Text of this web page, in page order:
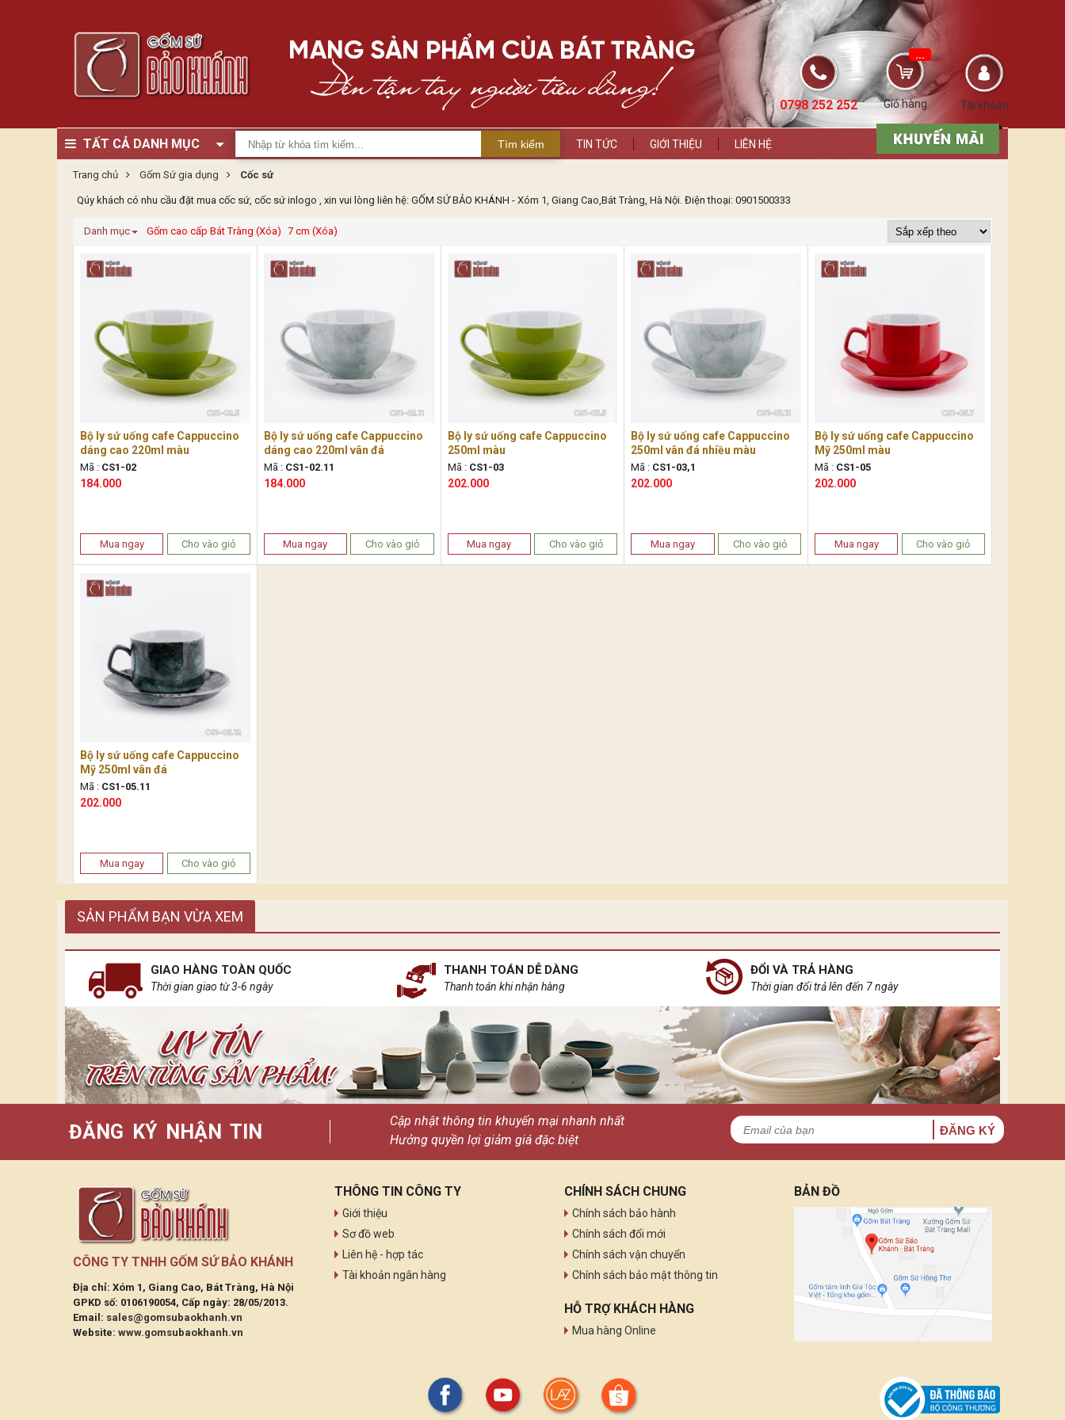
Tài khoản
Giỏ hàng
...
0798 252 252
TẤT CẢ DANH MỤC Tìm kiếm TIN TỨC GIỚI THIỆU LIÊN HỆ
Trang chủ Gốm Sứ gia dụng Cốc sứ
Qúy khách có nhu cầu đặt mua cốc sứ, cốc sứ inlogo , xin vui lòng liên hệ: GỐM SỨ BẢO KHÁNH - Xóm 1, Giang Cao,Bát Tràng, Hà Nội. Điện thoại: 0901500333
Danh mục Gốm cao cấp Bát Tràng (Xóa) 7 cm (Xóa)
Bộ ly sứ uống cafe Cappuccino
dáng cao 220ml màu
Mã : CS1-02
184.000
Mua ngay Cho vào giỏ
Bộ ly sứ uống cafe Cappuccino
dáng cao 220ml vân đá
Mã : CS1-02.11
184.000
Mua ngay Cho vào giỏ
Bộ ly sứ uống cafe Cappuccino
250ml màu
Mã : CS1-03
202.000
Mua ngay Cho vào giỏ
Bộ ly sứ uống cafe Cappuccino
250ml vân đá nhiều màu
Mã : CS1-03,1
202.000
Mua ngay Cho vào giỏ
Bộ ly sứ uống cafe Cappuccino
Mỹ 250ml màu
Mã : CS1-05
202.000
Mua ngay Cho vào giỏ
Bộ ly sứ uống cafe Cappuccino
Mỹ 250ml vân đá
Mã : CS1-05.11
202.000
Mua ngay Cho vào giỏ
SẢN PHẨM BẠN VỪA XEM
GIAO HÀNG TOÀN QUỐC
Thời gian giao từ 3-6 ngày
THANH TOÁN DỄ DÀNG
Thanh toán khi nhận hàng
ĐỔI VÀ TRẢ HÀNG
Thời gian đổi trả lên đến 7 ngày
ĐĂNG KÝ NHẬN TIN
Cập nhật thông tin khuyến mại nhanh nhất
Hưởng quyền lợi giảm giá đặc biệt
ĐĂNG KÝ
CÔNG TY TNHH GỐM SỨ BẢO KHÁNH
Địa chỉ: Xóm 1, Giang Cao, Bát Tràng, Hà Nội
GPKD số: 0106190054, Cấp ngày: 28/05/2013.
Email: sales@gomsubaokhanh.vn
Website: www.gomsubaokhanh.vn
THÔNG TIN CÔNG TY
Giới thiệu
Sơ đồ web
Liên hệ - hợp tác
Tài khoản ngân hàng
CHÍNH SÁCH CHUNG
Chính sách bảo hành
Chính sách đổi mới
Chính sách vận chuyển
Chính sách bảo mật thông tin
HỖ TRỢ KHÁCH HÀNG
Mua hàng Online
BẢN ĐỒ